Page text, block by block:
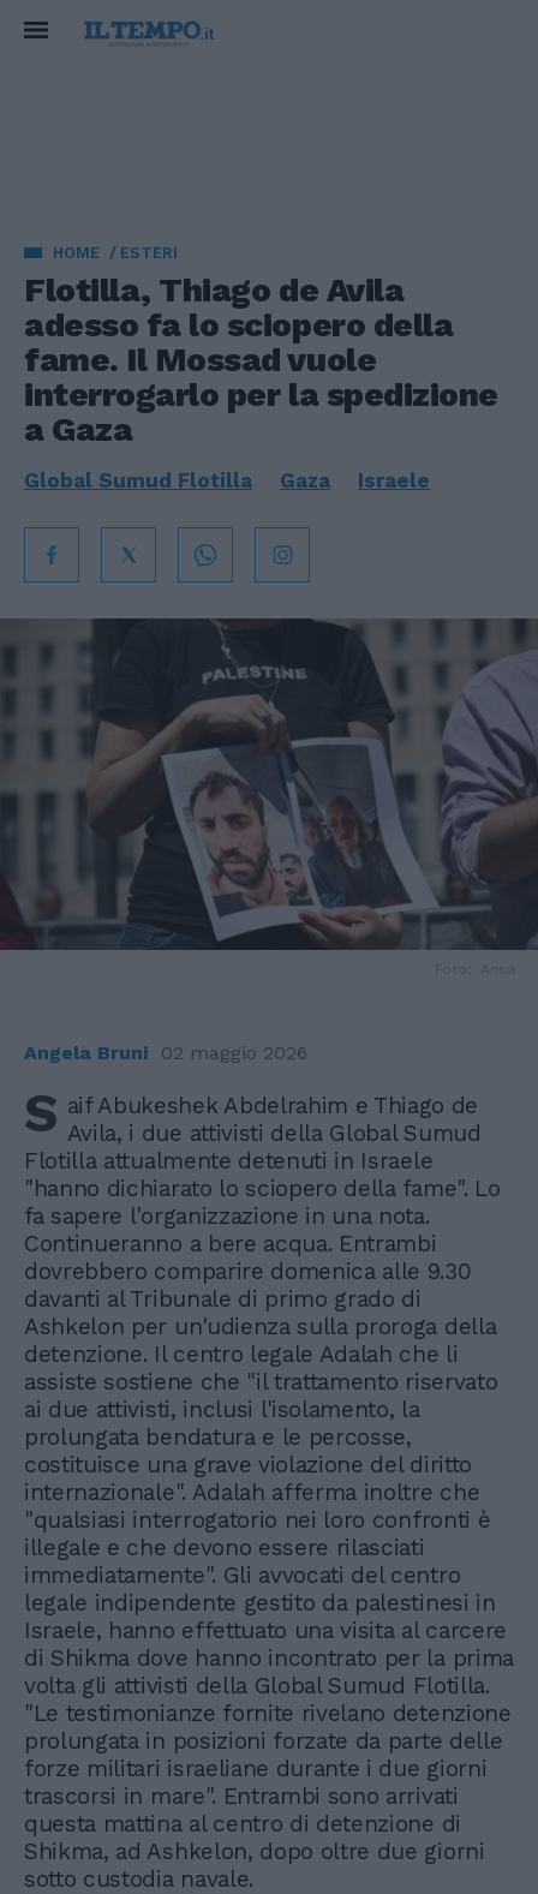
HOME ESTERI
Flotilla, Thiago de Avila
adesso fa lo sciopero della
fame. Il Mossad vuole
interrogarlo per la spedizione
a Gaza
Global Sumud Flotilla Gaza Israele
Angela Bruni 02 maggio 2026
S aif Abukeshek Abdelrahim e Thiago de
Avila, i due attivisti della Global Sumud
Flotilla attualmente detenuti in Israele
"hanno dichiarato lo sciopero della fame". Lo
fa sapere l'organizzazione in una nota.
Continueranno a bere acqua. Entrambi
dovrebbero comparire domenica alle 9.30
davanti al Tribunale di primo grado di
Ashkelon per un'udienza sulla proroga della
detenzione. Il centro legale Adalah che li
assiste sostiene che "il trattamento riservato
ai due attivisti, inclusi l'isolamento, la
prolungata bendatura e le percosse,
costituisce una grave violazione del diritto
internazionale". Adalah afferma inoltre che
"qualsiasi interrogatorio nei loro confronti è
illegale e che devono essere rilasciati
immediatamente". Gli avvocati del centro
legale indipendente gestito da palestinesi in
Israele, hanno effettuato una visita al carcere
di Shikma dove hanno incontrato per la prima
volta gli attivisti della Global Sumud Flotilla.
"Le testimonianze fornite rivelano detenzione
prolungata in posizioni forzate da parte delle
forze militari israeliane durante i due giorni
trascorsi in mare". Entrambi sono arrivati
questa mattina al centro di detenzione di
Shikma, ad Ashkelon, dopo oltre due giorni
sotto custodia navale.